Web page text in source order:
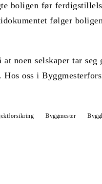
boligen før
følger
noen selskaper tar
oss i
Byggmester